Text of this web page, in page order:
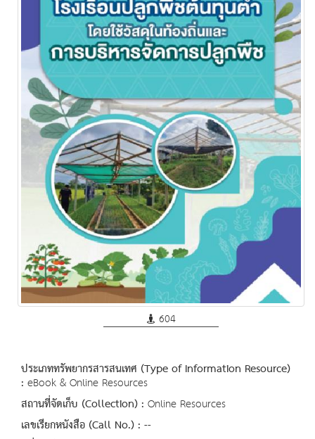
604
ประเภททรัพยากรสารสนเทศ (Type of Information Resource)
: eBook & Online Resources
สถานที่จัดเก็บ (Collection) : Online Resources
เลขเรียกหนังสือ (Call No.) : --